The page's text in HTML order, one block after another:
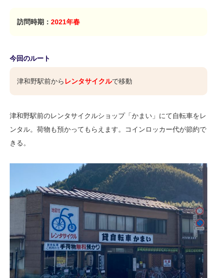
訪問時期： 2021年春
今回のルート
津和野駅前から レンタサイクルで移動
津和野駅前のレンタサイクルショップ「かまい」にて自転車をレ
ンタル。荷物も預かってもらえます。コインロッカー代が節約で
きる。